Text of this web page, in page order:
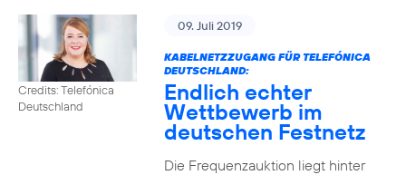
Credits: Telefónica
Deutschland
09. Juli 2019
KABELNETZZUGANG FÜR TELEFÓNICA
DEUTSCHLAND:
Endlich echter
Wettbewerb im
deutschen Festnetz
Die Frequenzauktion liegt hinter